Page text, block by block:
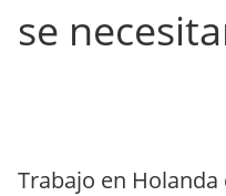
se
Trabajo en